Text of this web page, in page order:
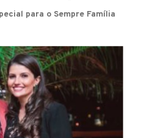
para o Sempre Família